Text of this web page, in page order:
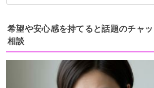
自分の問題点を見つけ改善する
自分一人で物事をこなそうと意識する
希望や安心感を持てると話題のチャ
相談